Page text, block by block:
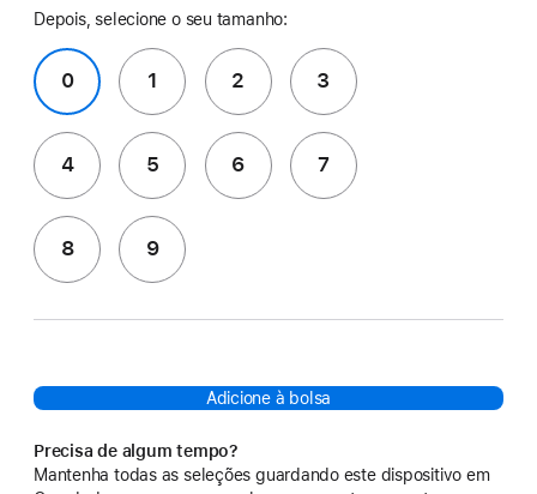
Depois, selecione o seu tamanho:
0 1 2 3
4 5 6 7
8 9
Adicione à bolsa
Precisa de algum tempo?
Mantenha todas as seleções guardando este dispositivo em